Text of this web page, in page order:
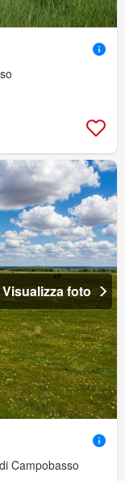
Visualizza foto
Campobasso